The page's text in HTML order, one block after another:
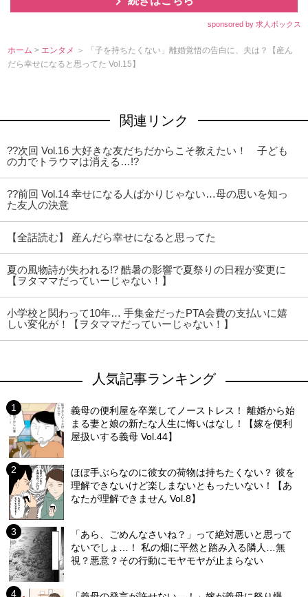
sponsored by 求人ボックス
ホーム > エンタメ ＞ 「子を持ちたくない」離婚覚悟の告白に、夫は？【産ん
だら幸せになると思ってた Vol.15】
関連リンク
??次回 Vol.16 大好きな友だちだからこそ教えたい！ 子ども
の力でトラウマは消える…!?
??前回 Vol.14 幸せになる人ばかりじゃない…母の思いを知っ
た友人の決意
【全話読む】 産んだら幸せになると思ってた
夏の風物詩が失われる!? 酷暑の影響で夏祭りの日程が変更に
【ヲタママだっていーじゃない！】
小学校と関わって10年… 手集金だったPTA会費の支払いに嬉
しい変化が！【ヲタママだっていーじゃない！】
人気記事ランキング
義母の便利屋を卒業してノーストレス！ 離婚から始
まる妻と娘の新たな人生に悔いはなし！【嫁を便利
屋扱いする義母 Vol.44】
ほぼ手ぶらなのに彼女の荷物は持ちたくない？ 彼を
理解できないけど楽しまないともったいない！【あ
なたが理解できません Vol.8】
「あら、ごめんなさいね？」って絶対悪いと思って
ないでしょ…！ 私の畑に平然と踏み入る隣人…無
視？悪意？その行動にモヤモヤが止まらない